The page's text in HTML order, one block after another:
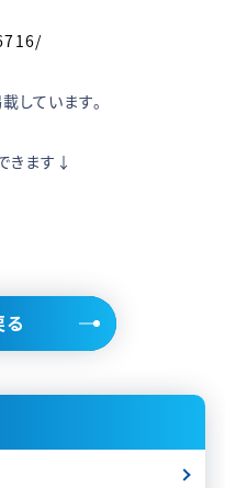
しています。
きます↓